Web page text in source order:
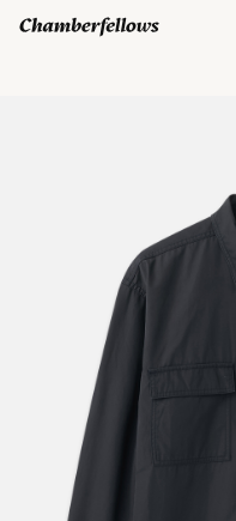
オンラインストア
コレクション
お知らせ